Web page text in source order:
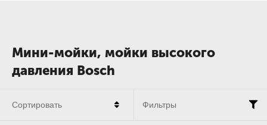
Мини-мойки, мойки высокого
давления Bosch
Сортировать Фильтры